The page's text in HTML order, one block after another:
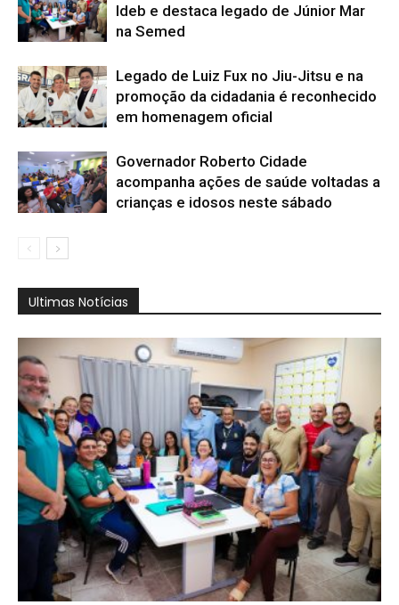
Ideb e destaca legado de Júnior Mar
na Semed
Legado de Luiz Fux no Jiu-Jitsu e na
promoção da cidadania é reconhecido
em homenagem oficial
Governador Roberto Cidade
acompanha ações de saúde voltadas a
crianças e idosos neste sábado
Ultimas Notícias